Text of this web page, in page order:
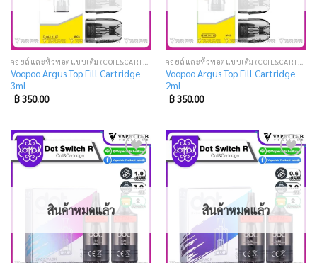
Voopoo Argus Top Fill Cartridge
3ml
฿350.00
Voopoo Argus Top Fill Cartridge
2ml
฿350.00
Add
to
wishlist
สินค้าหมดแล้ว
Add
to
wishlist
สินค้าหมดแล้ว